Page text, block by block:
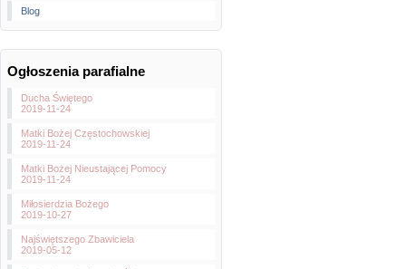
Blog
Ogłoszenia parafialne
Ducha Świętego
2019-11-24
Matki Bożej Częstochowskiej
2019-11-24
Matki Bożej Nieustającej Pomocy
2019-11-24
Miłosierdzia Bożego
2019-10-27
Najświętszego Zbawiciela
2019-05-12